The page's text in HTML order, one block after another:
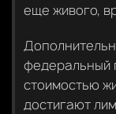
еще живого,
федеральный
стоимостью
достигают